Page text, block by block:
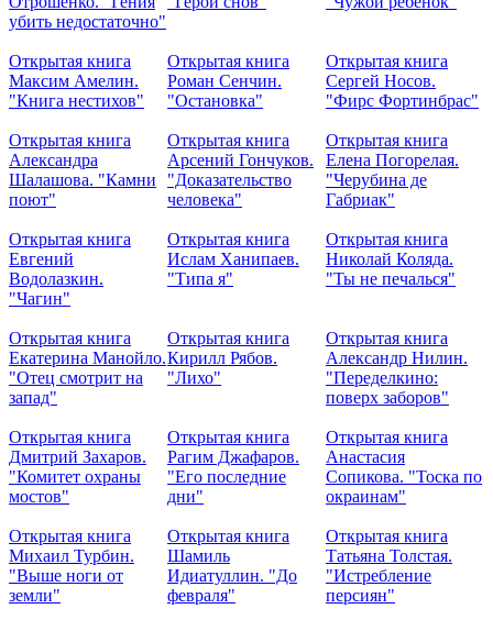
убить недостаточно"
Открытая книга
Максим Амелин.
"Книга нестихов"
Открытая книга
Роман Сенчин.
"Остановка"
Открытая книга
Сергей Носов.
"Фирс Фортинбрас"
Открытая книга
Александра
Шалашова. "Камни
поют"
Открытая книга
Арсений Гончуков.
"Доказательство
человека"
Открытая книга
Елена Погорелая.
"Черубина де
Габриак"
Открытая книга
Евгений
Водолазкин.
"Чагин"
Открытая книга
Ислам Ханипаев.
"Типа я"
Открытая книга
Николай Коляда.
"Ты не печалься"
Открытая книга
Екатерина Манойло.
"Отец смотрит на
запад"
Открытая книга
Кирилл Рябов.
"Лихо"
Открытая книга
Александр Нилин.
"Переделкино:
поверх заборов"
Открытая книга
Дмитрий Захаров.
"Комитет охраны
мостов"
Открытая книга
Рагим Джафаров.
"Его последние
дни"
Открытая книга
Анастасия
Сопикова. "Тоска по
окраинам"
Открытая книга
Михаил Турбин.
"Выше ноги от
земли"
Открытая книга
Шамиль
Идиатуллин. "До
февраля"
Открытая книга
Татьяна Толстая.
"Истребление
персиян"